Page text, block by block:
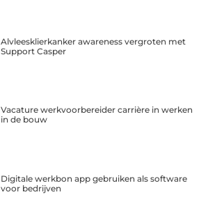
Alvleesklierkanker awareness vergroten met
Support Casper
Vacature werkvoorbereider carrière in werken
in de bouw
Digitale werkbon app gebruiken als software
voor bedrijven